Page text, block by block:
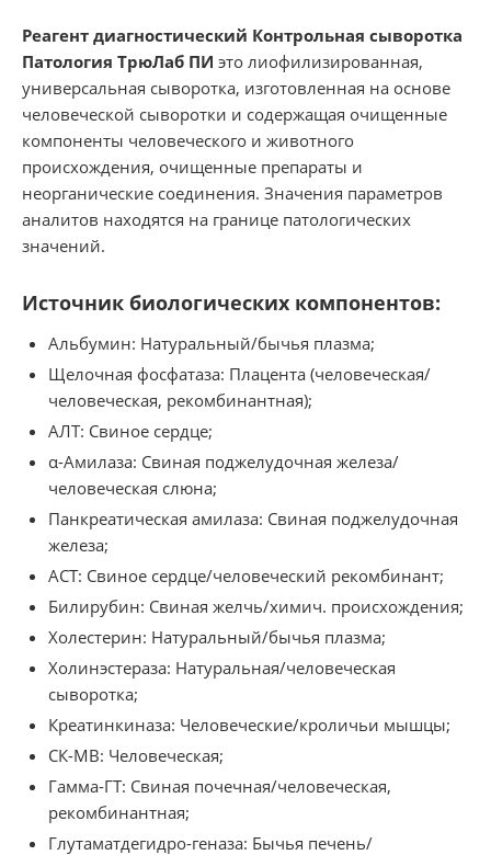
Реагент диагностический Контрольная сыворотка
Патология ТрюЛаб ПИ это лиофилизированная,
универсальная сыворотка, изготовленная на основе
человеческой сыворотки и содержащая очищенные
компоненты человеческого и животного
происхождения, очищенные препараты и
неорганические соединения. Значения параметров
аналитов находятся на границе патологических
значений.
Источник биологических компонентов:
Альбумин: Натуральный/бычья плазма;
Щелочная фосфатаза: Плацента (человеческая/
человеческая, рекомбинантная);
АЛТ: Свиное сердце;
α-Амилаза: Свиная поджелудочная железа/
человеческая слюна;
Панкреатическая амилаза: Свиная поджелудочная
железа;
АСТ: Свиное сердце/человеческий рекомбинант;
Билирубин: Свиная желчь/химич. происхождения;
Холестерин: Натуральный/бычья плазма;
Холинэстераза: Натуральная/человеческая
сыворотка;
Креатинкиназа: Человеческие/кроличьи мышцы;
СК-MB: Человеческая;
Гамма-ГТ: Свиная почечная/человеческая,
рекомбинантная;
Глутаматдегидро-геназа: Бычья печень/